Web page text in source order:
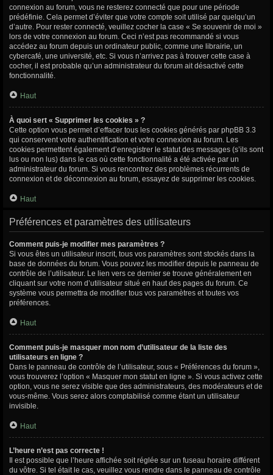
connexion au forum, vous ne resterez connecté que pour une période
prédéfinie. Cela permet d’éviter que votre compte soit utilisé par quelqu’un
d’autre. Pour rester connecté, veuillez cocher la case « Se souvenir de moi »
lors de votre connexion au forum. Ceci n’est pas recommandé si vous
accédez au forum depuis un ordinateur public, comme une librairie, un
cybercafé, une université, etc. Si vous n’arrivez pas à trouver cette case à
cocher, il est probable qu’un administrateur du forum ait désactivé cette
fonctionnalité.
Haut
À quoi sert « Supprimer les cookies » ?
Cette option vous permet d’effacer tous les cookies générés par phpBB 3.3
qui conservent votre authentification et votre connexion au forum. Les
cookies permettent également d’enregistrer le statut des messages (s’ils sont
lus ou non lus) dans le cas où cette fonctionnalité a été activée par un
administrateur du forum. Si vous rencontrez des problèmes récurrents de
connexion et de déconnexion au forum, essayez de supprimer les cookies.
Haut
Préférences et paramètres des utilisateurs
Comment puis-je modifier mes paramètres ?
Si vous êtes un utilisateur inscrit, tous vos paramètres sont stockés dans la
base de données du forum. Vous pouvez les modifier depuis le panneau de
contrôle de l’utilisateur. Le lien vers ce dernier se trouve généralement en
cliquant sur votre nom d’utilisateur situé en haut des pages du forum. Ce
système vous permettra de modifier tous vos paramètres et toutes vos
préférences.
Haut
Comment puis-je masquer mon nom d’utilisateur de la liste des
utilisateurs en ligne ?
Dans le panneau de contrôle de l’utilisateur, sous « Préférences du forum »,
vous trouverez l’option « Masquer mon statut en ligne ». Si vous activez cette
option, vous ne serez visible que des administrateurs, des modérateurs et de
vous-même. Vous serez alors comptabilisé comme étant un utilisateur
invisible.
Haut
L’heure n’est pas correcte !
Il est possible que l’heure affichée soit réglée sur un fuseau horaire différent
du vôtre. Si tel était le cas, veuillez vous rendre dans le panneau de contrôle